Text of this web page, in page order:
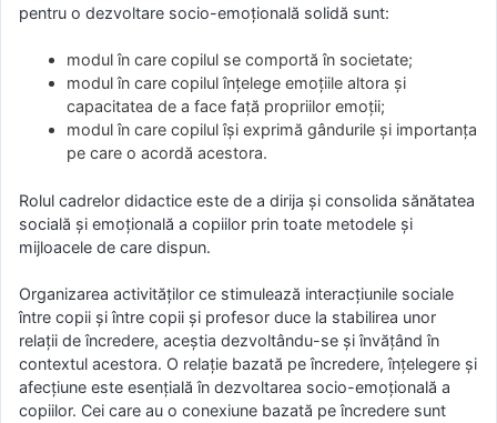
pentru o dezvoltare socio-emoțională solidă sunt:
modul în care copilul se comportă în societate;
modul în care copilul înțelege emoțiile altora și
capacitatea de a face față propriilor emoții;
modul în care copilul își exprimă gândurile și importanța
pe care o acordă acestora.
Rolul cadrelor didactice este de a dirija și consolida sănătatea
socială și emoțională a copiilor prin toate metodele și
mijloacele de care dispun.
Organizarea activităților ce stimulează interacțiunile sociale
între copii și între copii și profesor duce la stabilirea unor
relații de încredere, aceștia dezvoltându-se și învățând în
contextul acestora. O relație bazată pe încredere, înțelegere și
afecțiune este esențială în dezvoltarea socio-emoțională a
copiilor. Cei care au o conexiune bazată pe încredere sunt